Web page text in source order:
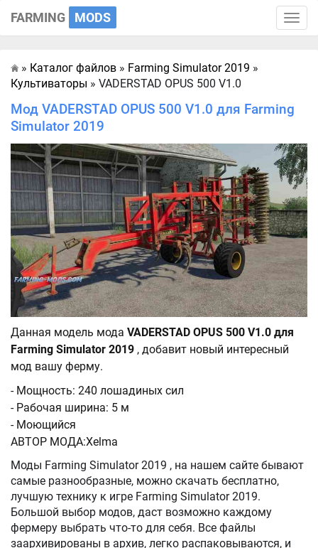
Toggle
FARMING MODS
Главная
» Каталог файлов » Farming Simulator 2019 »
Культиваторы » VADERSTAD OPUS 500 V1.0
Мод VADERSTAD OPUS 500 V1.0 для Farming
Simulator 2019
Данная модель мода VADERSTAD OPUS 500 V1.0 для
Farming Simulator 2019 , добавит новый интересный
мод вашу ферму.
- Мощность: 240 лошадиных сил
- Рабочая ширина: 5 м
- Моющийся
АВТОР МОДА:Xelma
Моды Farming Simulator 2019 , на нашем сайте бывают
самые разнообразные, можно скачать бесплатно,
лучшую технику к игре Farming Simulator 2019.
Большой выбор модов, даст возможно каждому
фермеру выбрать что-то для себя. Все файлы
заархивированы в архив, легко распаковываются, и